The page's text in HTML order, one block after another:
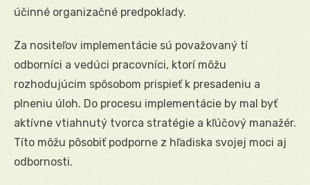
účinné organizačné predpoklady.
Za nositeľov implementácie sú považovaný tí
odborníci a vedúci pracovníci, ktorí môžu
rozhodujúcim spôsobom prispieť k presadeniu a
plneniu úloh. Do procesu implementácie by mal byť
aktívne vtiahnutý tvorca stratégie a kľúčový manažér.
Títo môžu pôsobiť podporne z hľadiska svojej moci aj
odbornosti.